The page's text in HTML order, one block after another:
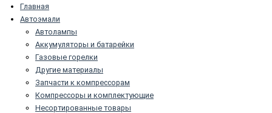
Главная
Автоэмали
Автолампы
Аккумуляторы и батарейки
Газовые горелки
Другие материалы
Запчасти к компрессорам
Компрессоры и комплектующие
Несортированные товары